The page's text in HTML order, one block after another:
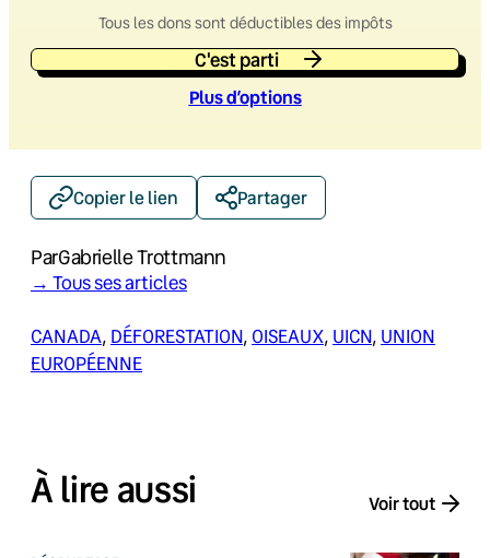
Tous les dons sont déductibles des impôts
C'est parti
Plus d’options
Copier le lien Partager
ParGabrielle Trottmann
→ Tous ses articles
CANADA, DÉFORESTATION, OISEAUX, UICN, UNION
EUROPÉENNE
À lire aussi Voir tout